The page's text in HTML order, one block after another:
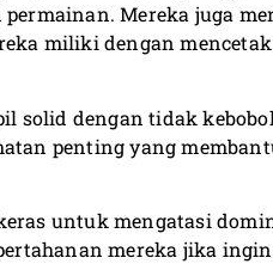
Mereka juga
miliki dengan
solid dengan tidak
penting yang
untuk mengatasi
mereka jika